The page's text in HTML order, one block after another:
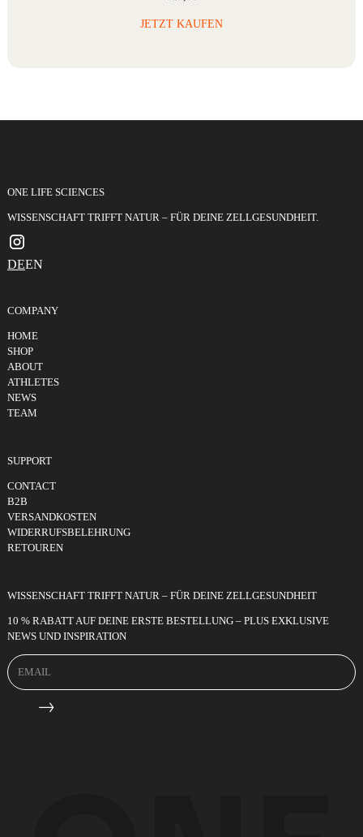
JETZT KAUFEN
ONE LIFE SCIENCES
WISSENSCHAFT TRIFFT NATUR – FÜR DEINE ZELLGESUNDHEIT.
DEEN
COMPANY
HOME
SHOP
ABOUT
ATHLETES
NEWS
TEAM
SUPPORT
CONTACT
B2B
VERSANDKOSTEN
WIDERRUFSBELEHRUNG
RETOUREN
WISSENSCHAFT TRIFFT NATUR – FÜR DEINE ZELLGESUNDHEIT
10 % RABATT AUF DEINE ERSTE BESTELLUNG – PLUS EXKLUSIVE
NEWS UND INSPIRATION